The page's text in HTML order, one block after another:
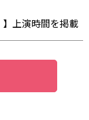
】上演時間を掲載